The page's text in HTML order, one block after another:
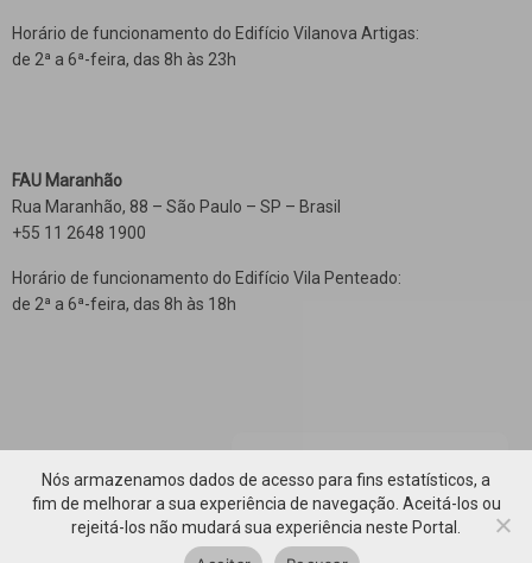
Horário de funcionamento do Edifício Vilanova Artigas:
de 2ª a 6ª-feira, das 8h às 23h
FAU Maranhão
Rua Maranhão, 88 – São Paulo – SP – Brasil
+55 11 2648 1900
Horário de funcionamento do Edifício Vila Penteado:
de 2ª a 6ª-feira, das 8h às 18h
Nós armazenamos dados de acesso para fins estatísticos, a
fim de melhorar a sua experiência de navegação. Aceitá-los ou
rejeitá-los não mudará sua experiência neste Portal.